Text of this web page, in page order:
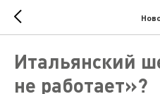
Итальянский
не работает»?